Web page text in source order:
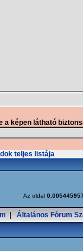
a képen látható
teljes listája
Az oldal
Általános Fórum